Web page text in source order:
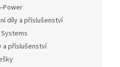
Power
díly a příslušenství
a příslušenství